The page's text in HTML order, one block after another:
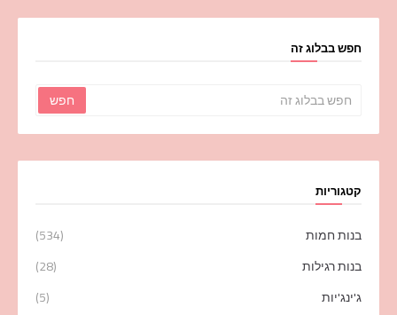
חפש בבלוג זה
קטגוריות
בנות חמות
(534)
בנות רגילות
(28)
ג'ינג'יות
(5)